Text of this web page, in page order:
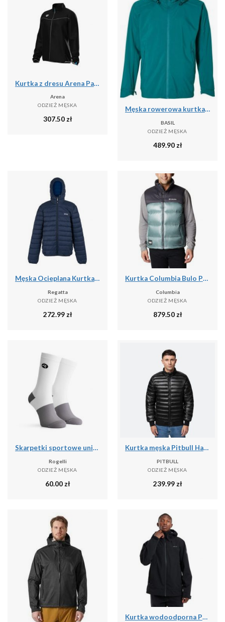
Kurtka z dresu Arena Panel
Arena
ODZIEŻ MĘSKA
307.50zł
Męska rowerowa kurtka przeciwdeszczowa Skane, turkusowo-zielona
BASIL
ODZIEŻ MĘSKA
489.90 zł
Męska Ocieplana Kurtka Z Kapturem Marizion
Regatta
ODZIEŻ MĘSKA
272.99 zł
Kurtka Columbia Bulo Point II Down
Columbia
ODZIEŻ MĘSKA
879.50 zł
Skarpetki sportowe unisex Rogelli Distance
Rogelli
ODZIEŻ MĘSKA
60.00 zł
Kurtka męska Pitbull Harper Padded
PITBULL
ODZIEŻ MĘSKA
239.99 zł
Kurtka wodoodporna Protest Prtgatewood